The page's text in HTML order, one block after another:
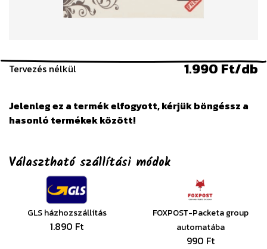
Tervezés nélkül 1.990 Ft/db
Jelenleg ez a termék elfogyott, kérjük böngéssz a
hasonló termékek között!
Választható szállítási módok
GLS házhozszállítás
1.890 Ft
FOXPOST-Packeta group
automatába
990 Ft